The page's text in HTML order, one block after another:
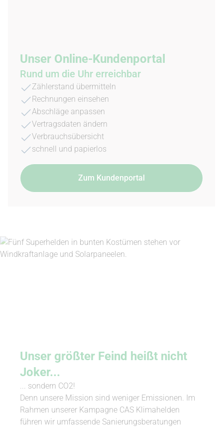
Unser Online-Kundenportal
Rund um die Uhr erreichbar
Zählerstand übermitteln
Rechnungen einsehen
Abschläge anpassen
Vertragsdaten ändern
Verbrauchsübersicht
schnell und papierlos
Zum Kundenportal
Unser größter Feind heißt nicht
Joker...
... sondern CO2!
Denn unsere Mission sind weniger Emissionen. Im
Rahmen unserer Kampagne CAS Klimahelden
führen wir umfassende Sanierungsberatungen